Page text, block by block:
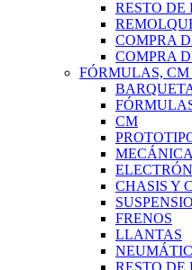
RESTO DE
COMPRA
COMPRA
FÓRMULAS,
CM
MECÁNICA
CHASIS Y
FRENOS
LLANTAS
RESTO DE